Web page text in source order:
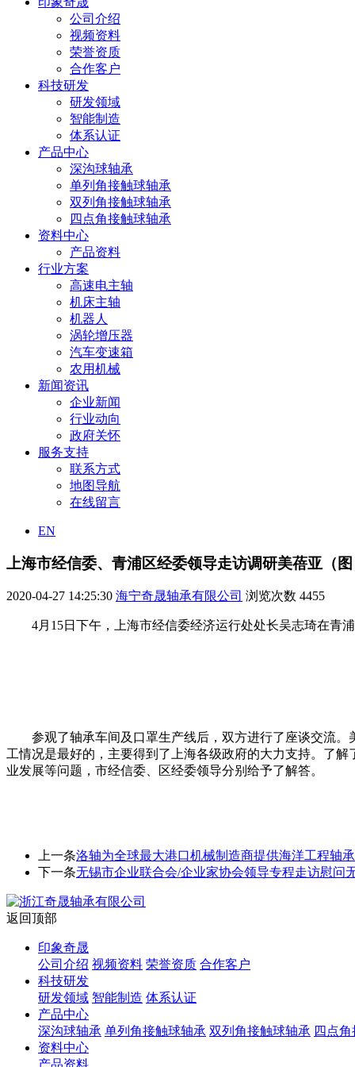
公司介绍
视频资料
荣誉资质
合作客户
科技研发
研发领域
智能制造
体系认证
产品中心
深沟球轴承
单列角接触球轴承
双列角接触球轴承
四点角接触球轴承
资料中心
产品资料
行业方案
高速电主轴
机床主轴
机器人
涡轮增压器
汽车变速箱
农用机械
新闻资讯
企业新闻
行业动向
政府关怀
服务支持
联系方式
地图导航
在线留言
EN
上海市经信委、青浦区经委领导走访调研美蓓亚（
2020-04-27 14:25:30 海宁奇晟轴承有限公司 浏览次数 4455
4月15日下午，上海市经信委经济运行处处长吴志琦在青
参观了轴承车间及口罩生产线后，双方进行了座谈交流
工情况是最好的，主要得到了上海各级政府的大力支持。了
业发展等问题，市经信委、区经委领导分别给予了解答。
上一条洛轴为全球最大港口机械制造商提供海洋工程轴承
下一条无锡市企业联合会/企业家协会领导专程走访慰问
返回顶部
印象奇晟
公司介绍 视频资料 荣誉资质 合作客户
科技研发
研发领域 智能制造 体系认证
产品中心
深沟球轴承 单列角接触球轴承 双列角接触球轴承 四点
资料中心